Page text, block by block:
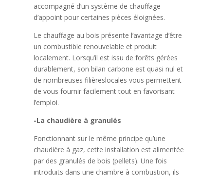
accompagné d’un système de chauffage
d’appoint pour certaines pièces éloignées.
Le chauffage au bois présente l’avantage d’être
un combustible renouvelable et produit
localement. Lorsqu’il est issu de forêts gérées
durablement, son bilan carbone est quasi nul et
de nombreuses filièreslocales vous permettent
de vous fournir facilement tout en favorisant
l’emploi.
-La chaudière à granulés
Fonctionnant sur le même principe qu’une
chaudière à gaz, cette installation est alimentée
par des granulés de bois (pellets). Une fois
introduits dans une chambre à combustion, ils